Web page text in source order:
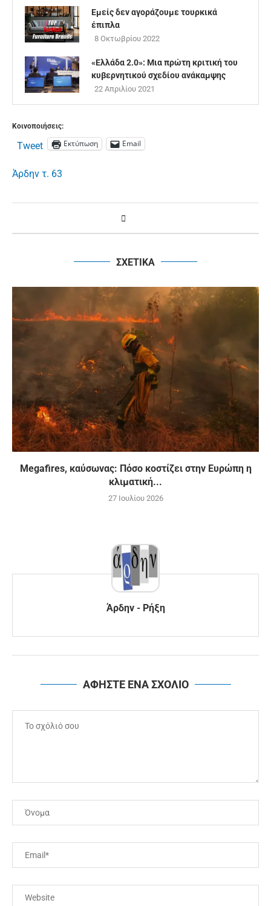
Εμείς δεν αγοράζουμε τουρκικά
έπιπλα
8 Οκτωβρίου 2022
«Ελλάδα 2.0»: Μια πρώτη κριτική του
κυβερνητικού σχεδίου ανάκαμψης
22 Απριλίου 2021
Κοινοποιήσεις:
Tweet Εκτύπωση Email
Άρδην τ. 63
ΣΧΕΤΙΚΑ
Megafires, καύσωνας: Πόσο κοστίζει στην Ευρώπη η
κλιματική...
27 Ιουλίου 2026
Άρδην - Ρήξη
ΑΦΗΣΤΕ ΕΝΑ ΣΧΟΛΙΟ